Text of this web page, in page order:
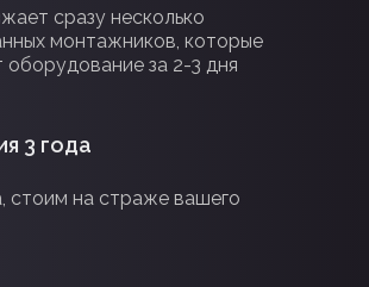
сразу несколько
монтажников, которые
за 2-3 дня
3 года
стоим на страже вашего
ОСВЕЩЕНИЕ АЗС С